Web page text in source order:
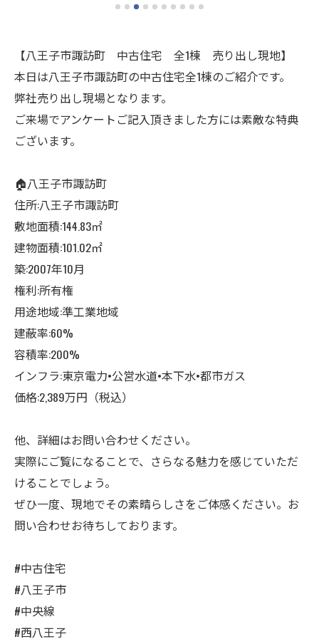
【八王子市諏訪町 中古住宅 全1棟 売り出し現地】
本日は八王子市諏訪町の中古住宅全1棟のご紹介です。
弊社売り出し現場となります。
ご来場でアンケートご記入頂きました方には素敵な特典
ございます。
🏠八王子市諏訪町
住所:八王子市諏訪町
敷地面積:144.83㎡
建物面積:101.02㎡
築:2007年10月
権利:所有権
用途地域:準工業地域
建蔽率:60%
容積率:200%
インフラ:東京電力•公営水道•本下水•都市ガス
価格:2,389万円（税込）
他、詳細はお問い合わせください。
実際にご覧になることで、さらなる魅力を感じていただ
けることでしょう。
ぜひ一度、現地でその素晴らしさをご体感ください。お
問い合わせお待ちしております。
#中古住宅
#八王子市
#中央線
#西八王子